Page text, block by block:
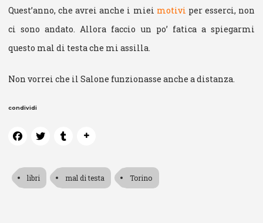
Quest’anno, che avrei anche i miei motivi per esserci, non
ci sono andato. Allora faccio un po’ fatica a spiegarmi
questo mal di testa che mi assilla.
Non vorrei che il Salone funzionasse anche a distanza.
condividi
libri mal di testa Torino